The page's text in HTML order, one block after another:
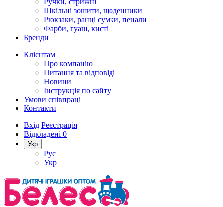
Ручки, стрижні
Шкільні зошити, щоденники
Рюкзаки, ранці сумки, пенали
Фарби, гуаш, кисті
Бренди
Клієнтам
Про компанію
Питання та відповіді
Новини
Інструкція по сайту
Умови співпраці
Контакти
Вхід Реєстрація
Відкладені 0
Укр
Рус
Укр